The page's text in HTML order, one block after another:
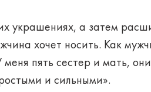
украшениях, а затем
хочет носить. Как
пять сестер и мать,
и сильными».